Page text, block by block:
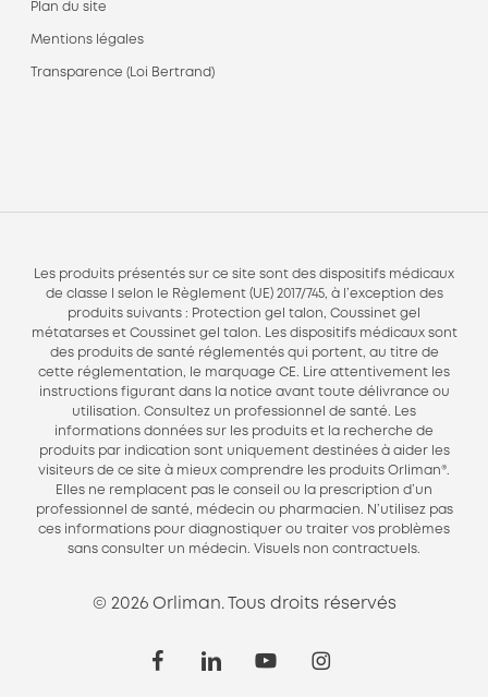
Plan du site
Mentions légales
Transparence (Loi Bertrand)
Les produits présentés sur ce site sont des dispositifs médicaux
de classe I selon le Règlement (UE) 2017/745, à l’exception des
produits suivants : Protection gel talon, Coussinet gel
métatarses et Coussinet gel talon. Les dispositifs médicaux sont
des produits de santé réglementés qui portent, au titre de
cette réglementation, le marquage CE. Lire attentivement les
instructions figurant dans la notice avant toute délivrance ou
utilisation. Consultez un professionnel de santé. Les
informations données sur les produits et la recherche de
produits par indication sont uniquement destinées à aider les
visiteurs de ce site à mieux comprendre les produits Orliman®.
Elles ne remplacent pas le conseil ou la prescription d’un
professionnel de santé, médecin ou pharmacien. N’utilisez pas
ces informations pour diagnostiquer ou traiter vos problèmes
sans consulter un médecin. Visuels non contractuels.
© 2026 Orliman. Tous droits réservés
facebooklinkedinyoutubeinstagram